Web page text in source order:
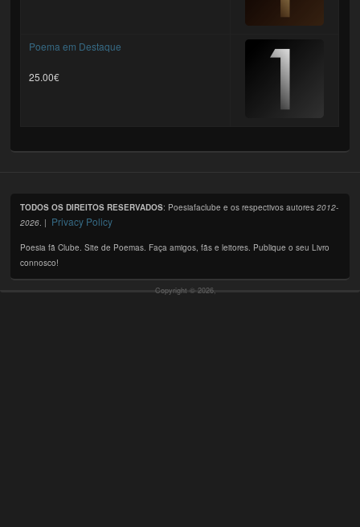
Poema em Destaque
25.00€
TODOS OS DIREITOS RESERVADOS: Poesiafaclube e os respectivos autores2012-
2026 . | Privacy Policy
Poesia fã Clube. Site de Poemas. Faça amigos, fãs e leitores. Publique o seu Livro
connosco!
Copyright © 2026,